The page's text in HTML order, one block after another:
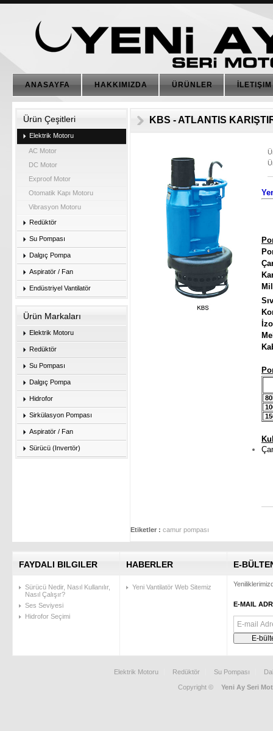
ANASAYFA HAKKIMIZDA ÜRÜNLER İLETIŞIM
Ürün Çeşitleri
Elektrik Motoru
AC Motor
DC Motor
Exproof Motor
Otomatik Kapı Motoru
Vibrasyon Motoru
Redüktör
Su Pompası
Dalgıç Pompa
Aspiratör / Fan
Endüstriyel Vantilatör
Ürün Markaları
Elektrik Motoru
Redüktör
Su Pompası
Dalgıç Pompa
Hidrofor
Sirkülasyon Pompası
Aspiratör / Fan
Sürücü (Invertör)
KBS - ATLANTIS
Etiketler : camur pompası
FAYDALI BILGILER
Sürücü Nedir, Nasıl Kullanılır,
Nasıl Çalışır?
Ses Seviyesi
Hidrofor Seçimi
HABERLER
Yeni Vantilatör Web Sitemiz
E-
E-MAIL
Elektrik Motoru Redüktör Su Pompası
Copyright © Yeni Ay Seri